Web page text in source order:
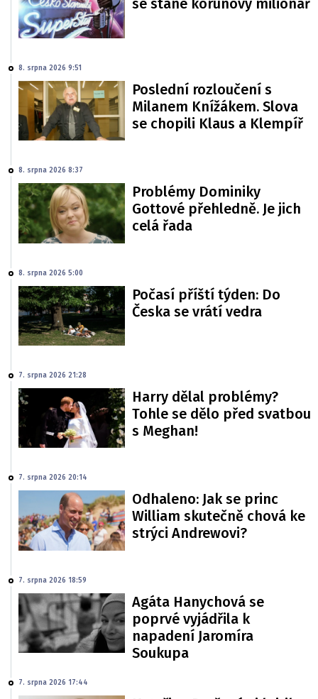
se stane korunový milionář
8. srpna 2026 9:51
Poslední rozloučení s
Milanem Knížákem. Slova
se chopili Klaus a Klempíř
8. srpna 2026 8:37
Problémy Dominiky
Gottové přehledně. Je jich
celá řada
8. srpna 2026 5:00
Počasí příští týden: Do
Česka se vrátí vedra
7. srpna 2026 21:28
Harry dělal problémy?
Tohle se dělo před svatbou
s Meghan!
7. srpna 2026 20:14
Odhaleno: Jak se princ
William skutečně chová ke
strýci Andrewovi?
7. srpna 2026 18:59
Agáta Hanychová se
poprvé vyjádřila k
napadení Jaromíra
Soukupa
7. srpna 2026 17:44